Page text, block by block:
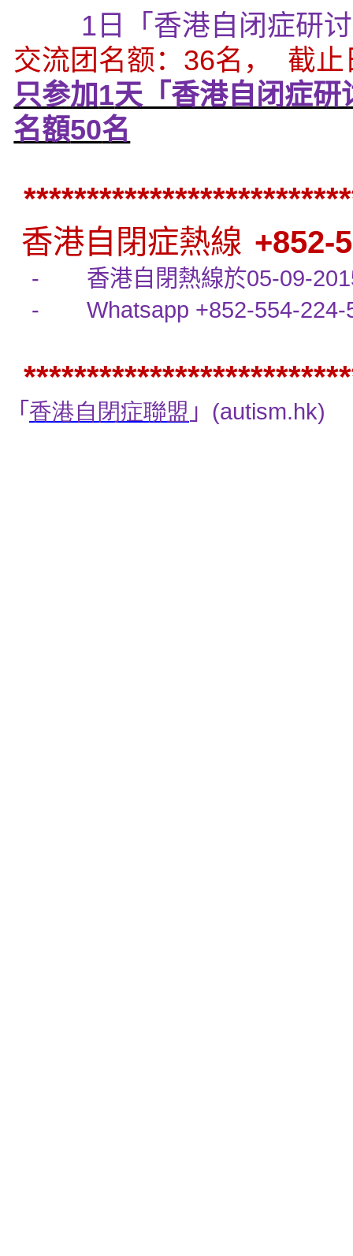
1 日「香港自闭症研
交流团名额： 36名，
截止
只参加 1天「香港自闭症研
名額50名
香港自閉症熱線 +852-
- 香港自閉熱線於05-09-
-
Whatsapp +852-554-224-
「 香港自閉症聯盟 」 (autism.hk)